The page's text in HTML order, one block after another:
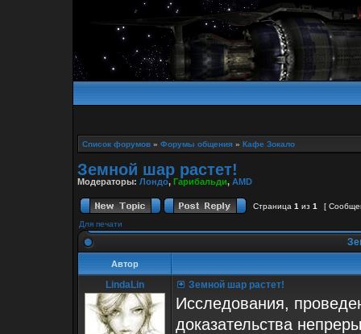
Список форумов » Форумы общения » Кафе Зокало
Земной шар растет!
Модераторы: Лондо, Гарибальди, AMD
Страница 1 из 1
[
Для печати
Автор
LindaLin Земной шар растет!
Исследования,
доказательства